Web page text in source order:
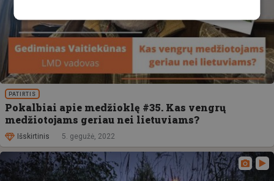
PATIRTIS
Pokalbiai apie medžioklę #35. Kas vengrų
medžiotojams geriau nei lietuviams?
Išskirtinis 5. gegužė, 2022